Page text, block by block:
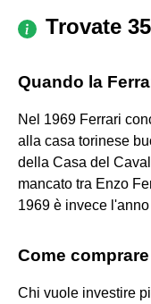
Trovate
Quando la
Nel 1969 Ferrari
alla casa torinese
della Casa del
mancato tra Enzo
1969 è invece
Come
Chi vuole investire